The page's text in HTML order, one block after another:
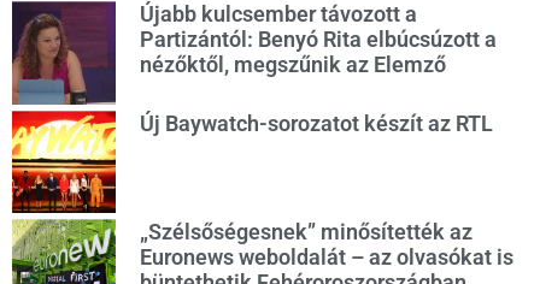
Újabb kulcsember távozott a
Partizántól: Benyó Rita elbúcsúzott a
nézőktől, megszűnik az Elemző
Új Baywatch-sorozatot készít az RTL
„Szélsőségesnek” minősítették az
Euronews weboldalát – az olvasókat is